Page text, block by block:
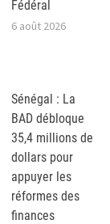
Fédéral
6 août 2026
Sénégal : La
BAD débloque
35,4 millions de
dollars pour
appuyer les
réformes des
finances